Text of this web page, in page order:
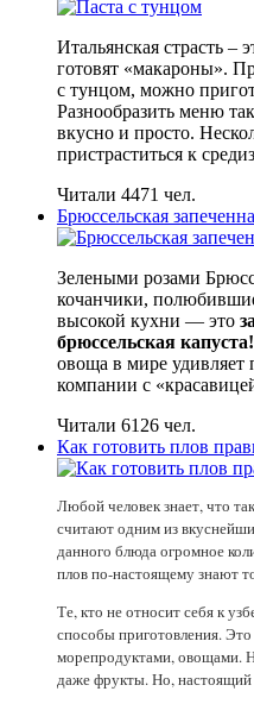
Итальянская страсть –
готовят «макароны».
с тунцом, можно
Разнообразить меню
вкусно и просто.
пристраститься к
Читали 4471 чел.
Брюссельская
Зелеными розами
кочанчики,
высокой кухни — это
брюссельская
овоща в мире удивляет
компании с
Читали 6126 чел.
Как готовить плов
Любой человек знает, что
считают одним из
данного блюда огромное
плов по-настоящему знают
Те, кто не относит себя к
способы приготовления.
морепродуктами, овощами.
даже фрукты. Но,